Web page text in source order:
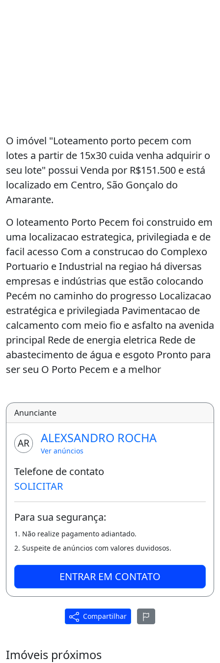
O imóvel "Loteamento porto pecem com
lotes a partir de 15x30 cuida venha adquirir o
seu lote" possui Venda por R$151.500 e está
localizado em Centro, São Gonçalo do
Amarante.
O loteamento Porto Pecem foi construido em
uma localizacao estrategica, privilegiada e de
facil acesso Com a construcao do Complexo
Portuario e Industrial na regiao há diversas
empresas e indústrias que estão colocando
Pecém no caminho do progresso Localizacao
estratégica e privilegiada Pavimentacao de
calcamento com meio fio e asfalto na avenida
principal Rede de energia eletrica Rede de
abastecimento de água e esgoto Pronto para
ser seu O Porto Pecem e a melhor
com evolução em diversos ramos Facil
Lotes a partir de 450m² (15 x
0) Alex Rocha creci:12088 É tão bom sonhar
Anunciante
AR ALEXSANDRO ROCHA
Ver anúncios
Telefone de contato
SOLICITAR
Para sua segurança:
1. Não realize pagamento adiantado.
2. Suspeite de anúncios com valores duvidosos.
ENTRAR EM CONTATO
Compartilhar
Imóveis próximos